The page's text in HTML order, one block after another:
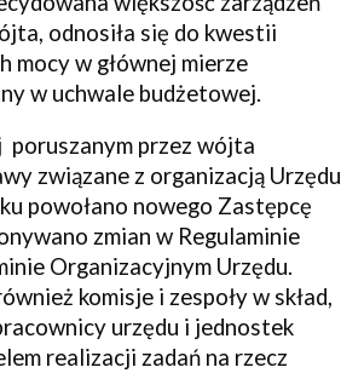
ójta, odnosiła się do kwestii
mocy w głównej mierze
w uchwale budżetowej.
poruszanym przezwójta
związane z organizacją Urzędu
powołano nowego Zastępcę
zmian w Regulaminie
Organizacyjnym Urzędu.
komisje i zespoły w skład,
urzędu i jednostek
realizacji zadań na rzecz